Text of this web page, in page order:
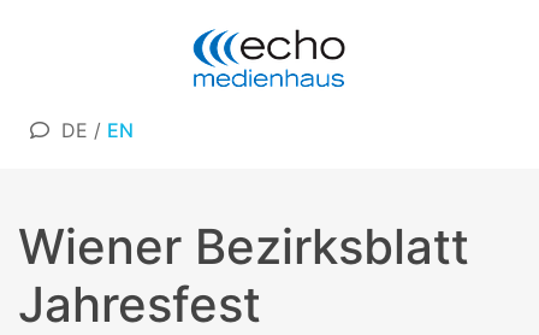
DE / EN
Wiener Bezirksblatt
Jahresfest